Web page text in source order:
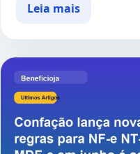
Leia mais